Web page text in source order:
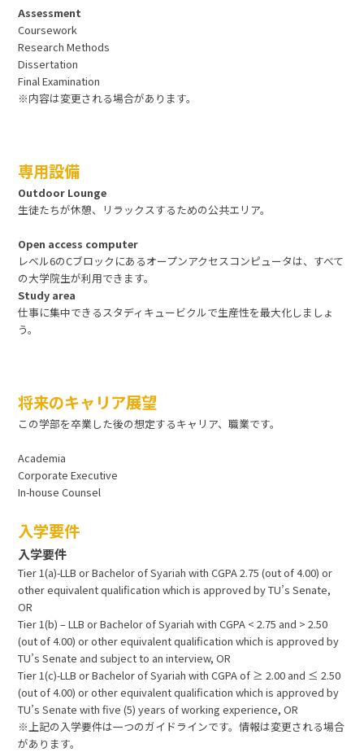
Assessment
Coursework
Research Methods
Dissertation
Final Examination
※内容は変更される場合があります。
専用設備
Outdoor Lounge
生徒たちが休憩、リラックスするための公共エリア。
Open access computer
レベル6のCブロックにあるオープンアクセスコンピュータは、すべて
の大学院生が利用できます。
Study area
仕事に集中できるスタディキュービクルで生産性を最大化しましょ
う。
将来のキャリア展望
この学部を卒業した後の想定するキャリア、職業です。
Academia
Corporate Executive
In-house Counsel
入学要件
入学要件
Tier 1(a)-LLB or Bachelor of Syariah with CGPA 2.75 (out of 4.00) or
other equivalent qualification which is approved by TU’s Senate,
OR
Tier 1(b) – LLB or Bachelor of Syariah with CGPA < 2.75 and > 2.50
(out of 4.00) or other equivalent qualification which is approved by
TU’s Senate and subject to an interview, OR
Tier 1(c)-LLB or Bachelor of Syariah with CGPA of ≥ 2.00 and ≤ 2.50
(out of 4.00) or other equivalent qualification which is approved by
TU’s Senate with five (5) years of working experience, OR
※上記の入学要件は一つのガイドラインです。情報は変更される場合
があります。